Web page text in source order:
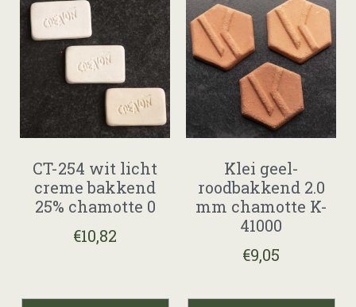
CT-254 wit licht
creme bakkend
25% chamotte 0
€10,82
Klei geel-
roodbakkend 2.0
mm chamotte K-
41000
€9,05